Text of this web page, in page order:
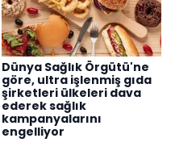
Dünya Sağlık Örgütü'ne
göre, ultra işlenmiş gıda
şirketleri ülkeleri dava
ederek sağlık
kampanyalarını
engelliyor